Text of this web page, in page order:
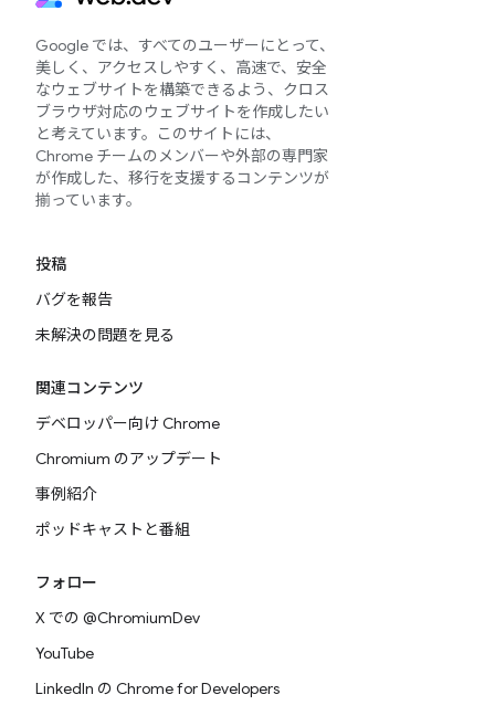
Google では、すべてのユーザーにとって、
美しく、アクセスしやすく、高速で、安全
なウェブサイトを構築できるよう、クロス
ブラウザ対応のウェブサイトを作成したい
と考えています。このサイトには、
Chrome チームのメンバーや外部の専門家
が作成した、移行を支援するコンテンツが
揃っています。
投稿
バグを報告
未解決の問題を見る
関連コンテンツ
デベロッパー向け Chrome
Chromium のアップデート
事例紹介
ポッドキャストと番組
フォロー
X での @ChromiumDev
YouTube
LinkedIn の Chrome for Developers